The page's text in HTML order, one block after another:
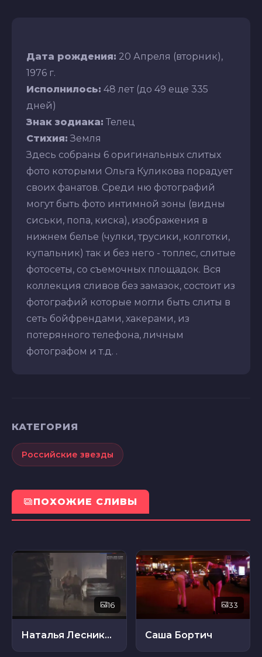
Дата рождения: 20 Апреля (вторник),
1976 г.
Исполнилось: 48 лет (до 49 еще 335
дней)
Знак зодиака: Телец
Стихия: Земля
Здесь собраны 6 оригинальных слитых
фото которыми Ольга Куликова порадует
своих фанатов. Среди ню фотографий
могут быть фото интимной зоны (видны
сиськи, попа, киска), изображения в
нижнем белье (чулки, трусики, колготки,
купальник) так и без него - топлес, слитые
фотосеты, со съемочных площадок. Вся
коллекция сливов без замазок, состоит из
фотографий которые могли быть слиты в
сеть бойфрендами, хакерами, из
потерянного телефона, личным
фотографом и т.д. .
КАТЕГОРИЯ
Российские звезды
ПОХОЖИЕ СЛИВЫ
16
Наталья Лесниковская
33
Саша Бортич